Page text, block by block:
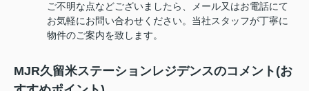
ご不明な点などございましたら、メール又はお電話にて
お気軽にお問い合わせください。当社スタッフが丁寧に
物件のご案内を致します。
MJR久留米ステーションレジデンスのコメント(お